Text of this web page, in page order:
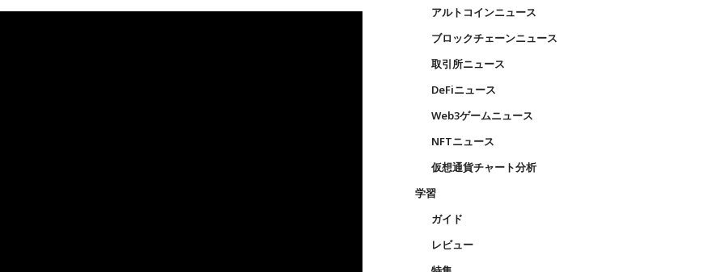
アルトコインニュース
ブロックチェーンニュース
取引所ニュース
DeFiニュース
Web3ゲームニュース
NFTニュース
仮想通貨チャート分析
学習
ガイド
レビュー